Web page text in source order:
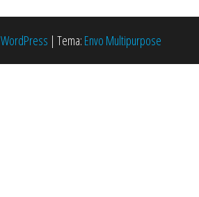
WordPress | Tema: Envo Multipurpose